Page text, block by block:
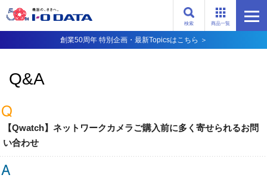
商品一覧
検索
創業50周年 特別企画・最新Topicsはこちら ＞
Q&A
【Qwatch】ネットワークカメラご購入前に多く寄せられるお問
い合わせ